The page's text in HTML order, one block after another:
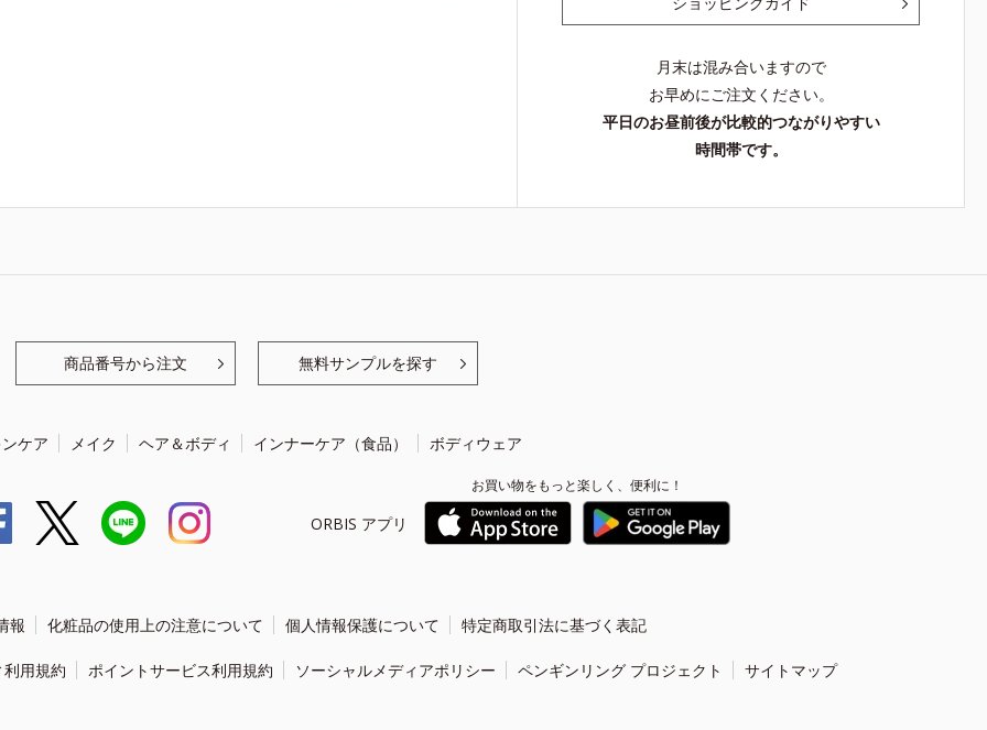
月末は混み合いますので
お早めにご注文ください。
平日のお昼前後が比較的つながりやすい
時間帯です。
商品番号から注文 無料サンプルを探す
ケア メイク ヘア＆ボディ インナーケア（食品） ボディウェア
ORBIS アプリ
お買い物をもっと楽しく、便利に！
報 化粧品の使用上の注意について 個人情報保護について 特定商取引法に基づく表記
用規約 ポイントサービス利用規約 ソーシャルメディアポリシー ペンギンリング プロジェクト サイトマップ